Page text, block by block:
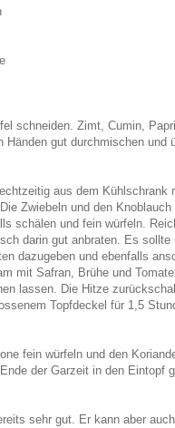
schneiden. Zimt, Cumin,
Händen gut durchmischen und
aus dem Kühlschrank
Zwiebeln und den
schälen und fein würfeln.
darin gut anbraten. Es sollte
dazugeben und ebenfalls
mit Safran, Brühe und
lassen. Die Hitze
Topfdeckel für 1,5
fein würfeln und den
der Garzeit in den Eintopf
sehr gut. Er kann aber